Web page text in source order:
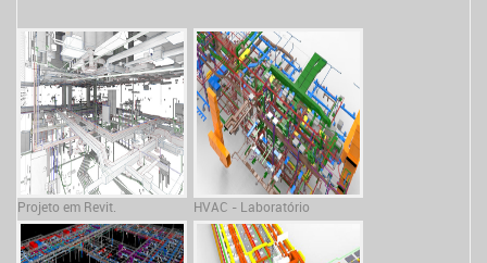
Projeto em Revit. HVAC - Laboratório